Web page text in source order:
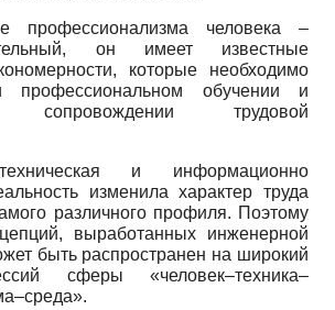
профессионализма человека –
он имеет известные
которые необходимо
профессиональном обучении и
сопровождении трудовой
и информационно
изменила характер труда
различного профиля. Поэтому
выработанных инженерной
быть распространен на широкий
сферы «человек–техника–